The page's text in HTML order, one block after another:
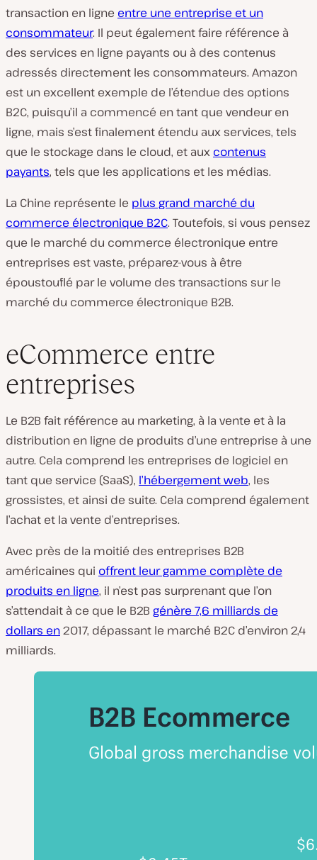
transaction en ligne entre une entreprise et un
consommateur. Il peut également faire référence à
des services en ligne payants ou à des contenus
adressés directement les consommateurs. Amazon
est un excellent exemple de l’étendue des options
B2C, puisqu’il a commencé en tant que vendeur en
ligne, mais s’est finalement étendu aux services, tels
que le stockage dans le cloud, et aux contenus
payants, tels que les applications et les médias.
La Chine représente le plus grand marché du
commerce électronique B2C. Toutefois, si vous pensez
que le marché du commerce électronique entre
entreprises est vaste, préparez-vous à être
époustouflé par le volume des transactions sur le
marché du commerce électronique B2B.
eCommerce entre
entreprises
Le B2B fait référence au marketing, à la vente et à la
distribution en ligne de produits d’une entreprise à une
autre. Cela comprend les entreprises de logiciel en
tant que service (SaaS), l’hébergement web, les
grossistes, et ainsi de suite. Cela comprend également
l’achat et la vente d’entreprises.
Avec près de la moitié des entreprises B2B
américaines qui offrent leur gamme complète de
produits en ligne, il n’est pas surprenant que l’on
s’attendait à ce que le B2B génère 7,6 milliards de
dollars en2017, dépassant le marché B2C d’environ 2,4
milliards.